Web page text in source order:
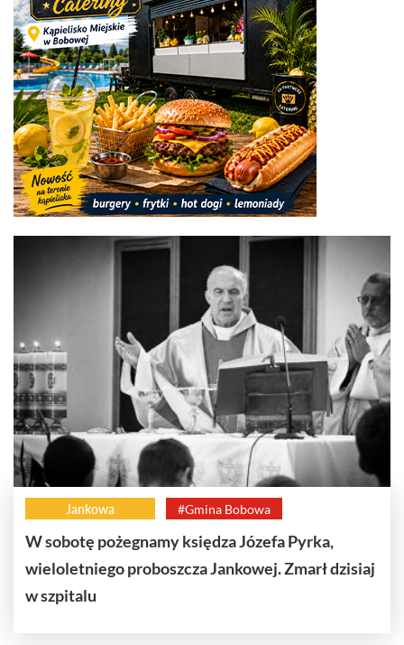
Jankowa #Gmina Bobowa
W sobotę pożegnamy księdza Józefa Pyrka,
wieloletniego proboszcza Jankowej. Zmarł dzisiaj
w szpitalu